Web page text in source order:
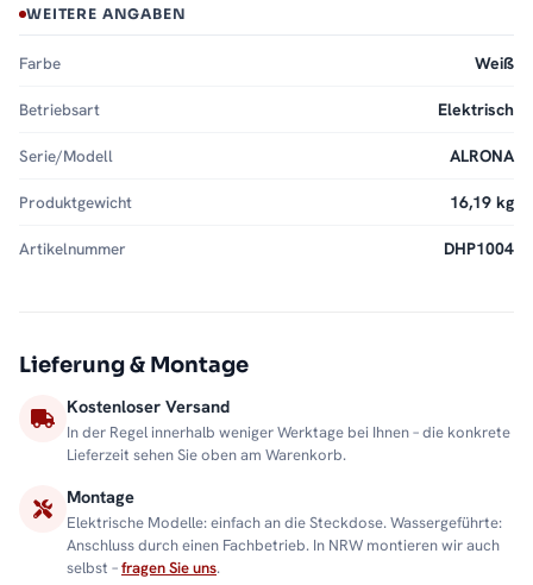
WEITERE ANGABEN
Farbe Weiß
Betriebsart Elektrisch
Serie/Modell ALRONA
Produktgewicht 16,19 kg
Artikelnummer DHP1004
Lieferung & Montage
Kostenloser Versand
In der Regel innerhalb weniger Werktage bei Ihnen – die konkrete
Lieferzeit sehen Sie oben am Warenkorb.
Montage
Elektrische Modelle: einfach an die Steckdose. Wassergeführte:
Anschluss durch einen Fachbetrieb. In NRW montieren wir auch
selbst –fragen Sie uns.